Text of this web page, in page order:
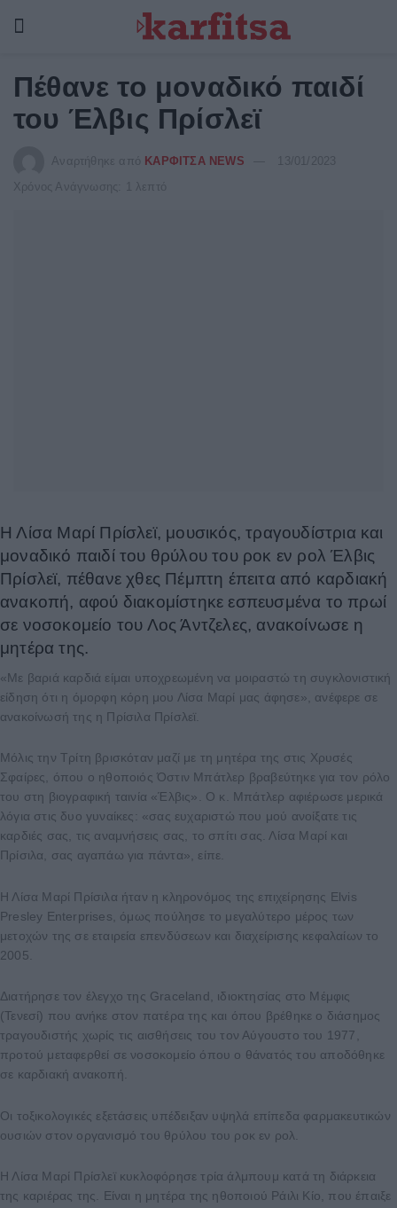
Πέθανε το μοναδικό παιδί
του Έλβις Πρίσλεϊ
Αναρτήθηκε από ΚΑΡΦΙΤΣΑ NEWS
13/01/2023
Χρόνος Ανάγνωσης: 1 λεπτό
Η Λίσα Μαρί Πρίσλεϊ, μουσικός, τραγουδίστρια και
μοναδικό παιδί του θρύλου του ροκ εν ρολ Έλβις
Πρίσλεϊ, πέθανε χθες Πέμπτη έπειτα από καρδιακή
ανακοπή, αφού διακομίστηκε εσπευσμένα το πρωί
σε νοσοκομείο του Λος Άντζελες, ανακοίνωσε η
μητέρα της.
«Με βαριά καρδιά είμαι υποχρεωμένη να μοιραστώ τη συγκλονιστική
είδηση ότι η όμορφη κόρη μου Λίσα Μαρί μας άφησε», ανέφερε σε
ανακοίνωσή της η Πρίσιλα Πρίσλεϊ.
Μόλις την Τρίτη βρισκόταν μαζί με τη μητέρα της στις Χρυσές
Σφαίρες, όπου ο ηθοποιός Όστιν Μπάτλερ βραβεύτηκε για τον ρόλο
του στη βιογραφική ταινία «Έλβις». Ο κ. Μπάτλερ αφιέρωσε μερικά
λόγια στις δυο γυναίκες: «σας ευχαριστώ που μού ανοίξατε τις
καρδιές σας, τις αναμνήσεις σας, το σπίτι σας. Λίσα Μαρί και
Πρίσιλα, σας αγαπάω για πάντα», είπε.
Η Λίσα Μαρί Πρίσιλα ήταν η κληρονόμος της επιχείρησης Elvis
Presley Enterprises, όμως πούλησε το μεγαλύτερο μέρος των
μετοχών της σε εταιρεία επενδύσεων και διαχείρισης κεφαλαίων το
2005.
Διατήρησε τον έλεγχο της Graceland, ιδιοκτησίας στο Μέμφις
(Τενεσί) που ανήκε στον πατέρα της και όπου βρέθηκε ο διάσημος
τραγουδιστής χωρίς τις αισθήσεις του τον Αύγουστο του 1977,
προτού μεταφερθεί σε νοσοκομείο όπου ο θάνατός του αποδόθηκε
σε καρδιακή ανακοπή.
Οι τοξικολογικές εξετάσεις υπέδειξαν υψηλά επίπεδα φαρμακευτικών
ουσιών στον οργανισμό του θρύλου του ροκ εν ρολ.
Η Λίσα Μαρί Πρίσλεϊ κυκλοφόρησε τρία άλμπουμ κατά τη διάρκεια
της καριέρας της. Είναι η μητέρα της ηθοποιού Ράιλι Κίο, που έπαιξε